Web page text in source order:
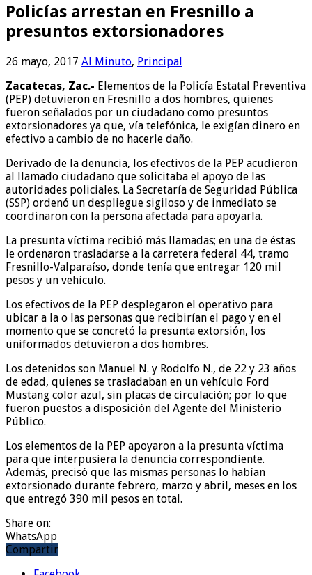
Policías arrestan en Fresnillo a
presuntos extorsionadores
26 mayo, 2017 Al Minuto, Principal
Zacatecas, Zac.- Elementos de la Policía Estatal Preventiva
(PEP) detuvieron en Fresnillo a dos hombres, quienes
fueron señalados por un ciudadano como presuntos
extorsionadores ya que, vía telefónica, le exigían dinero en
efectivo a cambio de no hacerle daño.
Derivado de la denuncia, los efectivos de la PEP acudieron
al llamado ciudadano que solicitaba el apoyo de las
autoridades policiales. La Secretaría de Seguridad Pública
(SSP) ordenó un despliegue sigiloso y de inmediato se
coordinaron con la persona afectada para apoyarla.
La presunta víctima recibió más llamadas; en una de éstas
le ordenaron trasladarse a la carretera federal 44, tramo
Fresnillo-Valparaíso, donde tenía que entregar 120 mil
pesos y un vehículo.
Los efectivos de la PEP desplegaron el operativo para
ubicar a la o las personas que recibirían el pago y en el
momento que se concretó la presunta extorsión, los
uniformados detuvieron a dos hombres.
Los detenidos son Manuel N. y Rodolfo N., de 22 y 23 años
de edad, quienes se trasladaban en un vehículo Ford
Mustang color azul, sin placas de circulación; por lo que
fueron puestos a disposición del Agente del Ministerio
Público.
Los elementos de la PEP apoyaron a la presunta víctima
para que interpusiera la denuncia correspondiente.
Además, precisó que las mismas personas lo habían
extorsionado durante febrero, marzo y abril, meses en los
que entregó 390 mil pesos en total.
Share on:
WhatsApp
Compartir